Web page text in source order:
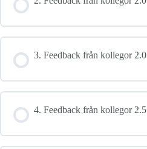
3. Feedback från kollegor 2.0
4. Feedback från kollegor 2.5